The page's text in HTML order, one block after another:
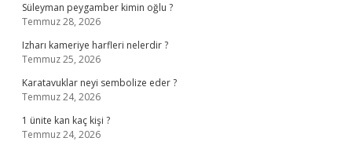
Süleyman peygamber kimin oğlu ?
Temmuz 28, 2026
Izharı kameriye harfleri nelerdir ?
Temmuz 25, 2026
Karatavuklar neyi sembolize eder ?
Temmuz 24, 2026
1 ünite kan kaç kişi ?
Temmuz 24, 2026